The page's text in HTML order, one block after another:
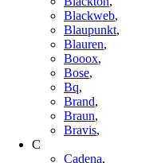
Blackweb,
Blaupunkt,
Blauren,
Booox,
Bose,
Bq,
Brand,
Braun,
Bravis,
C
Cadena,